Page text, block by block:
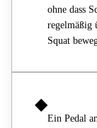
ohne dass
regelmäßig
Squat
◆
Ein Pedal